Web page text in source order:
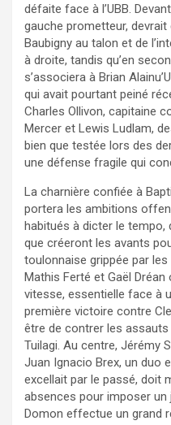
défaite face à l’UBB.
gauche prometteur,
Baubigny au talon et de
à droite, tandis qu’en
s’associera à Brian
qui avait pourtant peiné
Charles Ollivon, capitaine
Mercer et Lewis Ludlam,
bien que testée lors des
une défense fragile qui
La charnière confiée à
portera les ambitions
habitués à dicter le tempo,
que créeront les avants
toulonnaise grippée par
Mathis Ferté et Gaël
vitesse, essentielle face à
première victoire contre
être de contrer les
Tuilagi. Au centre, Jérémy
Juan Ignacio Brex, un duo
excellait par le passé, doit
absences pour imposer un
Domon effectue un grand